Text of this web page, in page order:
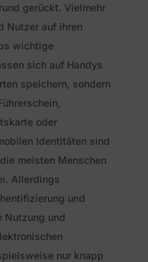
gerückt. Vielmehr
Nutzer auf ihren
wichtige
sich auf Handys
speichern, sondern
oder
Identitäten sind
meisten Menschen
Allerdings
und
Nutzung und
nur knapp